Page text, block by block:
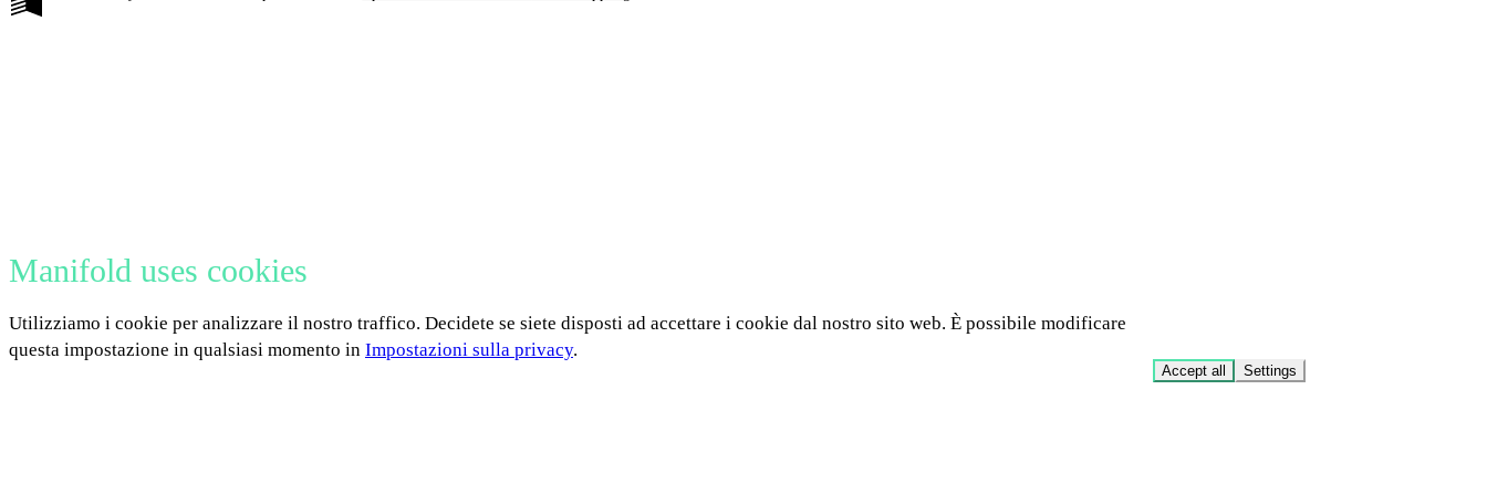
Manifold uses cookies
Utilizziamo i cookie per analizzare il nostro traffico. Decidete se siete disposti ad accettare i cookie dal nostro sito web. È possibile modificare
questa impostazione in qualsiasi momento in Impostazioni sulla privacy.
Accept all Settings